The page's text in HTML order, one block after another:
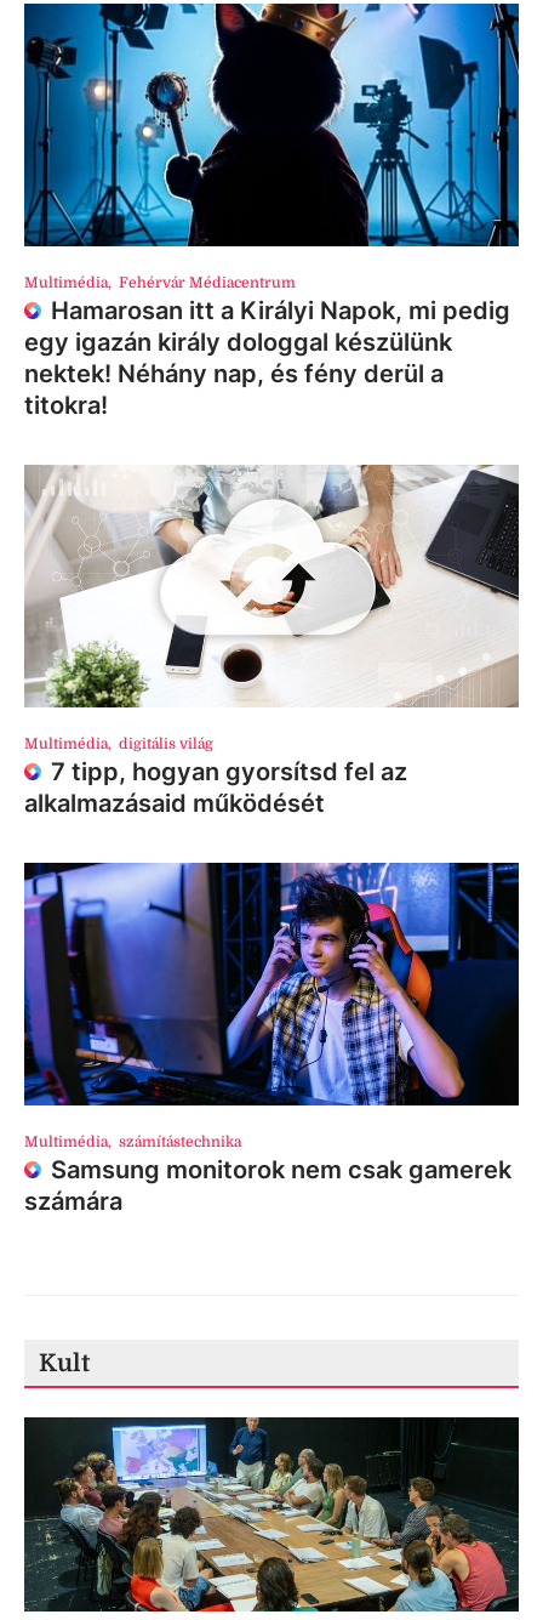
Multimédia, Fehérvár Médiacentrum
Hamarosan itt a Királyi Napok, mi pedig
egy igazán király dologgal készülünk
nektek! Néhány nap, és fény derül a
titokra!
Multimédia, digitális világ
7 tipp, hogyan gyorsítsd fel az
alkalmazásaid működését
Multimédia, számítástechnika
Samsung monitorok nem csak gamerek
számára
Kult